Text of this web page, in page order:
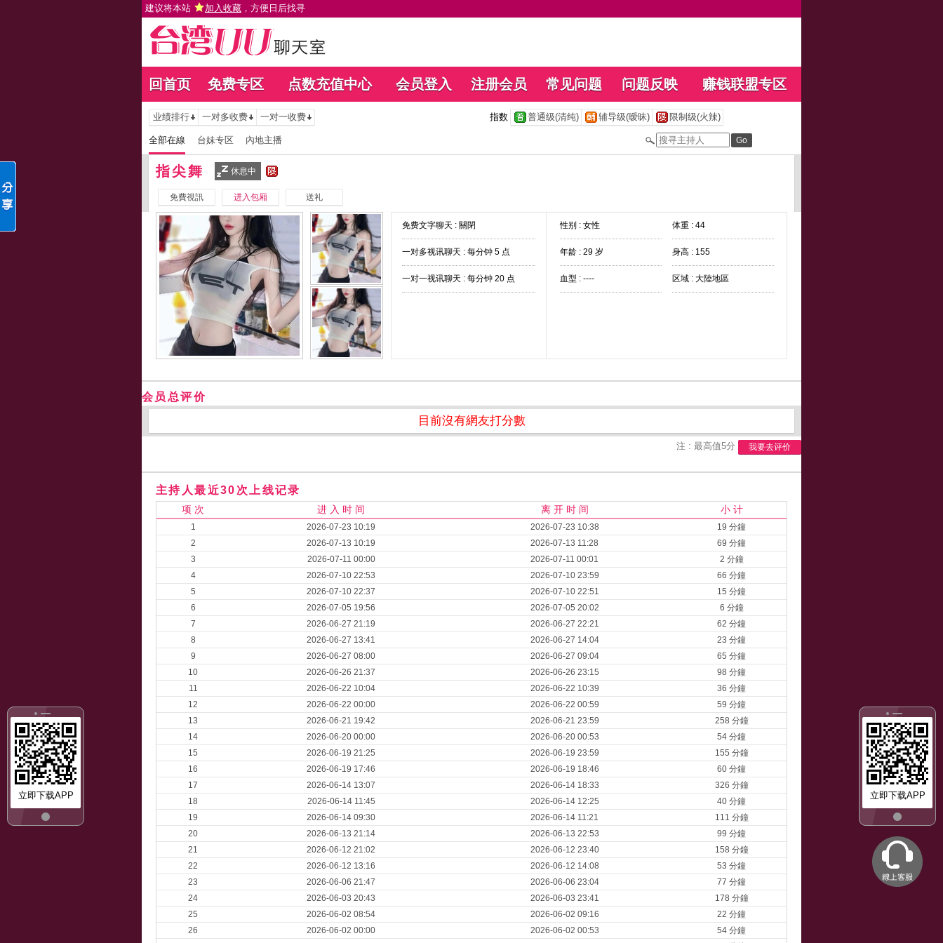
建议将本站 加入收藏 ，方便日后找寻
回首页 免费专区 点数充值中心 会员登入 注册会员 常见问题 问题反映 赚钱联盟专区
立即下载APP
立即下载APP
业绩排行 一对多收费 一对一收费 指数 普通级(清纯) 辅导级(暧昧) 限制级(火辣)
全部在線 台妹专区 內地主播
指尖舞 休息中
免費視訊 进入包厢 送礼
免费文字聊天 : 關閉
一对多视讯聊天 : 每分钟 5 点
一对一视讯聊天 : 每分钟 20 点
性别 : 女性 体重 : 44
年龄 : 29 岁 身高 : 155
血型 : ---- 区域 : 大陸地區
会员总评价
目前沒有網友打分數
注 : 最高值5分 我要去评价
主持人最近30次上线记录
项 次 进 入 时 间 离 开 时 间 小 计
1 2026-07-23 10:19 2026-07-23 10:38
19 分鐘
2
2026-07-13 10:19 2026-07-13 11:28
69 分鐘
3
2026-07-11 00:00 2026-07-11 00:01
2 分鐘
4
2026-07-10 22:53 2026-07-10 23:59
66 分鐘
5
2026-07-10 22:37 2026-07-10 22:51
15 分鐘
6
2026-07-05 19:56 2026-07-05 20:02
6 分鐘
7
2026-06-27 21:19 2026-06-27 22:21
62 分鐘
8
2026-06-27 13:41 2026-06-27 14:04
23 分鐘
9
2026-06-27 08:00 2026-06-27 09:04
65 分鐘
10
2026-06-26 21:37 2026-06-26 23:15
98 分鐘
11
2026-06-22 10:04 2026-06-22 10:39
36 分鐘
12
2026-06-22 00:00 2026-06-22 00:59
59 分鐘
13
2026-06-21 19:42 2026-06-21 23:59
258 分鐘
14
2026-06-20 00:00 2026-06-20 00:53
54 分鐘
15
2026-06-19 21:25 2026-06-19 23:59
155 分鐘
16
2026-06-19 17:46 2026-06-19 18:46
60 分鐘
17
2026-06-14 13:07 2026-06-14 18:33
326 分鐘
18
2026-06-14 11:45 2026-06-14 12:25
40 分鐘
19
2026-06-14 09:30 2026-06-14 11:21
111 分鐘
20
2026-06-13 21:14 2026-06-13 22:53
99 分鐘
21
2026-06-12 21:02 2026-06-12 23:40
158 分鐘
22
2026-06-12 13:16 2026-06-12 14:08
53 分鐘
23
2026-06-06 21:47 2026-06-06 23:04
77 分鐘
24
2026-06-03 20:43 2026-06-03 23:41
178 分鐘
25
2026-06-02 08:54 2026-06-02 09:16
22 分鐘
26
2026-06-02 00:00 2026-06-02 00:53
54 分鐘